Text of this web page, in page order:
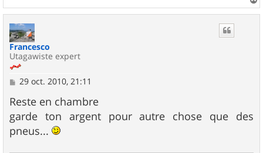
a
Francesco
Utagawiste expert
M
s
s
a
g
e
29 oct. 2010, 21:11
Reste en chambre
garde ton argent pour autre chose que des
pneus...